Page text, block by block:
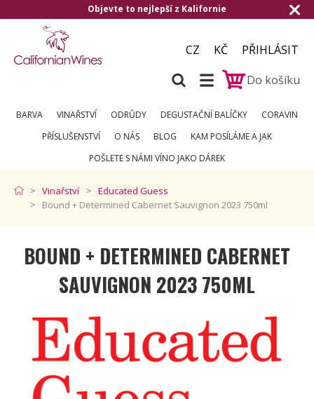
to nejlepší z Kalifornie Doručení
CZ KČ
PŘIHLÁSIT
Do košíku
BARVA VINAŘSTVÍ ODRŮDY DEGUSTAČNÍ BALÍČKY
CORAVIN
PŘÍSLUŠENSTVÍ
O NÁS BLOG
KAM POSÍLÁME A JAK
POŠLETE S NÁMI VÍNO JAKO DÁREK
Vinařství
Educated Guess
Bound + Determined Cabernet Sauvignon 2023 750ml
BOUND + DETERMINED CABERNET
SAUVIGNON 2023 750ML